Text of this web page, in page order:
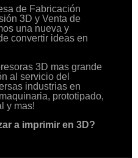
de Fabricación
3D y Venta de
una nueva y
convertir ideas en
3D mas grande
al servicio del
industrias en
prototipado,
y mas!
a imprimir en 3D?